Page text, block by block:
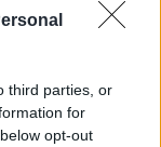
third parties, or
for
opt-out